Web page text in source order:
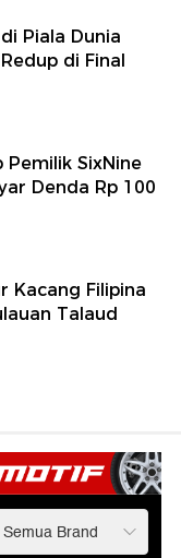
Piala Dunia
di Final
Pemilik SixNine
Denda Rp 100
Kacang Filipina
Talaud